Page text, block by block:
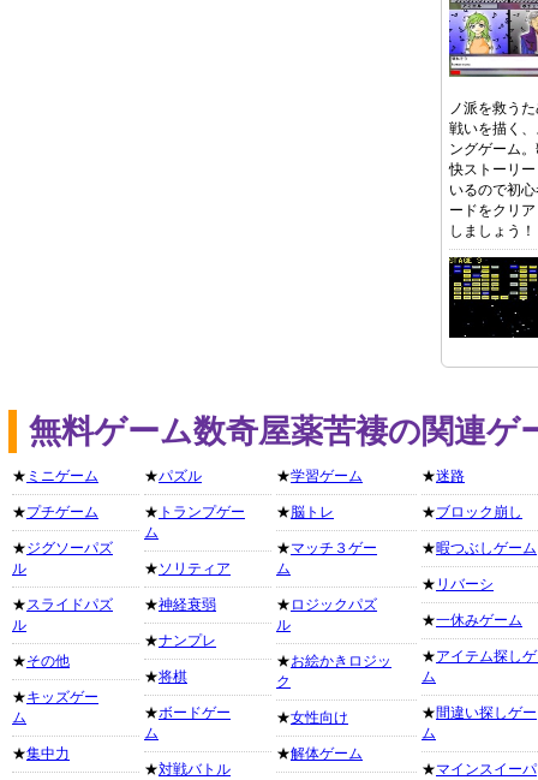
ノ派を救う
戦いを描く
ングゲーム
快ストーリ
いるので初
ードをクリ
しましょう！
無料ゲーム数奇屋薬苦褄の関連ゲ
★ ミニゲーム
★プチゲーム
★ジグソーパズ
ル
★スライドパズ
ル
★その他
★キッズゲー
ム
★集中力
★パズル
★ トランプゲー
ム
★ソリティア
★神経衰弱
★ナンプレ
★将棋
★ボードゲー
ム
★対戦バトル
★学習ゲーム
★脳トレ
★マッチ３ゲー
ム
★ ロジックパズ
ル
★お絵かきロジッ
ク
★女性向け
★解体ゲーム
★迷路
★ブロック崩し
★暇つぶしゲーム
★ リバーシ
★一休みゲーム
★アイテム探し
ム
★間違い探しゲー
ム
★マインスイーパ